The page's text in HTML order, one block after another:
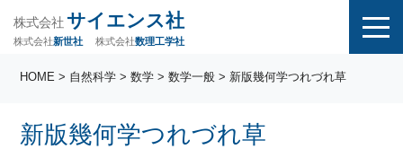
株式会社 サイエンス社
株式会社新世社 株式会社数理工学社
新版幾何学つれづれ草
HOME > 自然科学 >数学 >数学一般 > 新版幾何学つれづれ草